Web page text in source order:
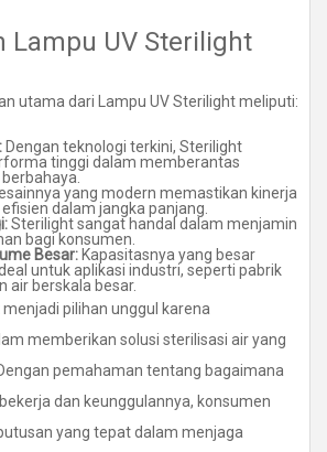
Lampu UV Sterilight
utama dari Lampu UV Sterilight meliputi:
Dengan teknologi terkini, Sterilight
tinggi dalam memberantas
yang modern memastikan kinerja
dalam jangka panjang.
Sterilight sangat handal dalam menjamin
bagi konsumen.
Besar: Kapasitasnya yang besar
untuk aplikasi industri, seperti pabrik
air berskala besar.
menjadi pilihan unggul karena
memberikan solusi sterilisasi air yang
pemahaman tentang bagaimana
dan keunggulannya, konsumen
yang tepat dalam menjaga